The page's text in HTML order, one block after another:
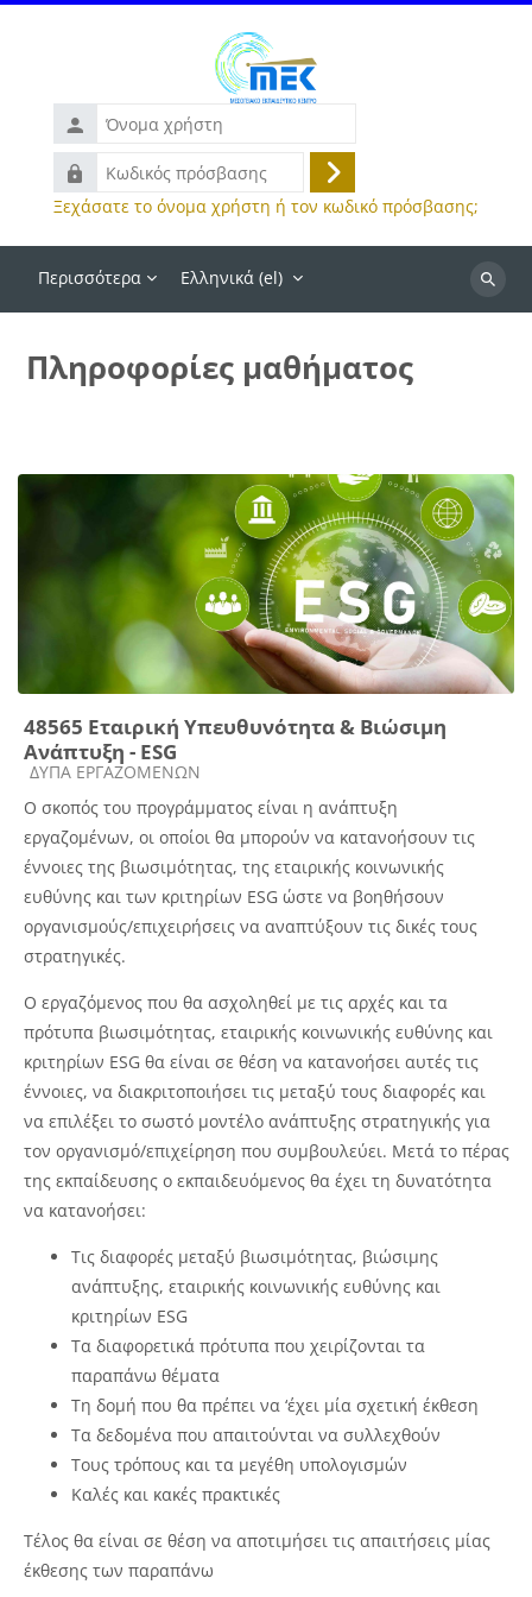
Όνομα
χρήστη
Κωδικός
πρόσβασης
Σύνδεση
Ξεχάσατε το όνομα χρήστη ή τον κωδικό πρόσβασης;
Περισσότερα Ελληνικά ‎(el)‎
Πληροφορίες μαθήματος
48565 Εταιρική Υπευθυνότητα & Βιώσιμη
Ανάπτυξη - ESG
Κατηγορία μαθήματος
ΔΥΠΑ ΕΡΓΑΖΟΜΕΝΩΝ
Ο σκοπός του προγράμματος είναι η ανάπτυξη
εργαζομένων, οι οποίοι θα μπορούν να κατανοήσουν τις
έννοιες της βιωσιμότητας, της εταιρικής κοινωνικής
ευθύνης και των κριτηρίων ESG ώστε να βοηθήσουν
οργανισμούς/επιχειρήσεις να αναπτύξουν τις δικές τους
στρατηγικές.
Ο εργαζόμενος που θα ασχοληθεί με τις αρχές και τα
πρότυπα βιωσιμότητας, εταιρικής κοινωνικής ευθύνης και
κριτηρίων ESG θα είναι σε θέση να κατανοήσει αυτές τις
έννοιες, να διακριτοποιήσει τις μεταξύ τους διαφορές και
να επιλέξει το σωστό μοντέλο ανάπτυξης στρατηγικής για
τον οργανισμό/επιχείρηση που συμβουλεύει. Μετά το πέρας
της εκπαίδευσης ο εκπαιδευόμενος θα έχει τη δυνατότητα
να κατανοήσει:
Τις διαφορές μεταξύ βιωσιμότητας, βιώσιμης
ανάπτυξης, εταιρικής κοινωνικής ευθύνης και
κριτηρίων ESG
Τα διαφορετικά πρότυπα που χειρίζονται τα
παραπάνω θέματα
Τη δομή που θα πρέπει να ‘έχει μία σχετική έκθεση
Τα δεδομένα που απαιτούνται να συλλεχθούν
Τους τρόπους και τα μεγέθη υπολογισμών
Καλές και κακές πρακτικές
Τέλος θα είναι σε θέση να αποτιμήσει τις απαιτήσεις μίας
έκθεσης των παραπάνω